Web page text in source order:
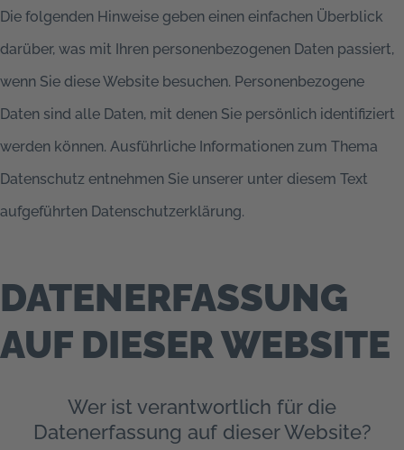
Die folgenden Hinweise geben einen einfachen Überblick
darüber, was mit Ihren personenbezogenen Daten passiert,
wenn Sie diese Website besuchen. Personenbezogene
Daten sind alle Daten, mit denen Sie persönlich identifiziert
werden können. Ausführliche Informationen zum Thema
Datenschutz entnehmen Sie unserer unter diesem Text
aufgeführten Datenschutzerklärung.
DATENERFASSUNG
AUF DIESER WEBSITE
Wer ist verantwortlich für die
Datenerfassung auf dieser Website?